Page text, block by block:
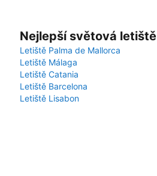
Nejlepší světová letiště
Letiště Palma de Mallorca
Letiště Málaga
Letiště Catania
Letiště Barcelona
Letiště Lisabon